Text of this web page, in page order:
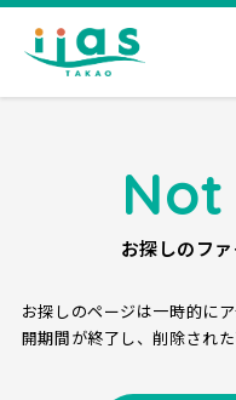
お探しのフ
お探しのページは一時的に
開期間が終了し、削除された